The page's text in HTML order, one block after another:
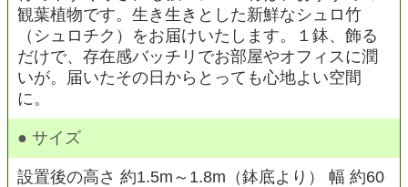
観葉植物です。生き生きとした新鮮なシュロ竹
（シュロチク）をお届けいたします。１鉢、飾る
だけで、存在感バッチリでお部屋やオフィスに潤
いが。届いたその日からとっても心地よい空間
に。
● サイズ
設置後の高さ 約1.5m～1.8m（鉢底より） 幅 約60